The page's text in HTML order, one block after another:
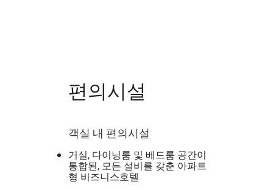
편의시설
객실 내 편의시설
거실, 다이닝룸 및 베드룸 공간이
통합된, 모든 설비를 갖춘 아파트
형 비즈니스호텔